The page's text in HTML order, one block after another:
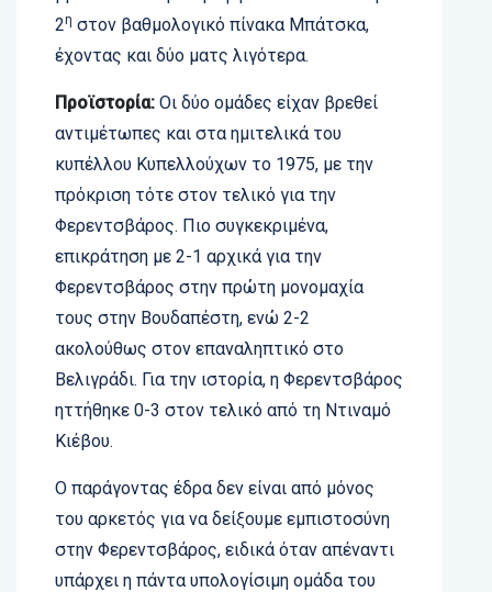
2η στον βαθμολογικό πίνακα Μπάτσκα,
έχοντας και δύο ματς λιγότερα.
Προϊστορία: Οι δύο ομάδες είχαν βρεθεί
αντιμέτωπες και στα ημιτελικά του
κυπέλλου Κυπελλούχων το 1975, με την
πρόκριση τότε στον τελικό για την
Φερεντσβάρος. Πιο συγκεκριμένα,
επικράτηση με 2-1 αρχικά για την
Φερεντσβάρος στην πρώτη μονομαχία
τους στην Βουδαπέστη, ενώ 2-2
ακολούθως στον επαναληπτικό στο
Βελιγράδι. Για την ιστορία, η Φερεντσβάρος
ηττήθηκε 0-3 στον τελικό από τη Ντιναμό
Κιέβου.
Ο παράγοντας έδρα δεν είναι από μόνος
του αρκετός για να δείξουμε εμπιστοσύνη
στην Φερεντσβάρος, ειδικά όταν απέναντι
υπάρχει η πάντα υπολογίσιμη ομάδα του